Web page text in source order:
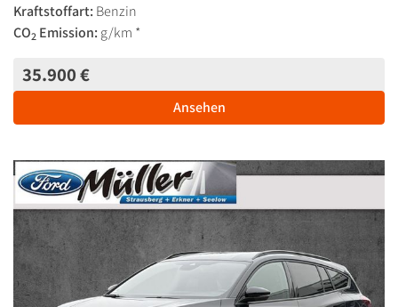
Kraftstoffart: Benzin
CO2 Emission: g/km *
35.900 €
Ansehen